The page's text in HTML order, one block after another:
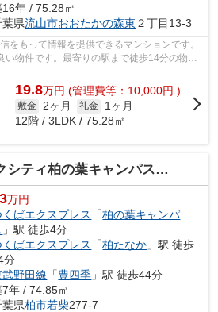
16年 / 75.28㎡
葉県流山市おおたかの森東 ２丁目13-3
をもって情報を提供できるマンションです。
物件です。最寄りの駅まで徒歩14分の物件
すなら柏...
19.8万円 (管理費等：10,000円 )
敷金 2ヶ月 礼金
1ヶ月
12階 / 3LDK / 75.28㎡
ィ柏の葉キャンパスサウスフロント
万円
くばエクスプレス
「柏の葉キャンパ
」駅 徒歩4分
くばエクスプレス
「柏たなか 」駅 徒歩
分
武野田線 「豊四季 」駅 徒歩44分
7年 / 74.85㎡
葉県柏市若柴277-7